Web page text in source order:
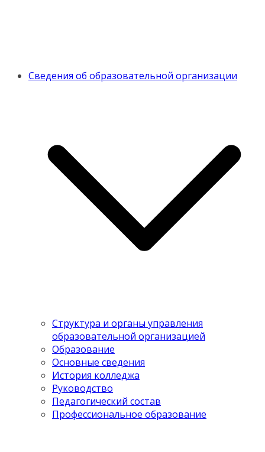
Сведения об образовательной организации
Структура и органы управления
образовательной организацией
Образование
Основные сведения
История колледжа
Руководство
Педагогический состав
Профессиональное образование